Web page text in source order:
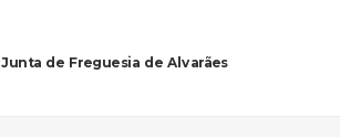
Junta de Freguesia de Alvarães